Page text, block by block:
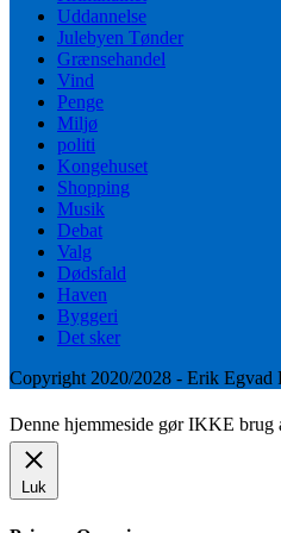
Uddannelse
Julebyen Tønder
Grænsehandel
Vind
Penge
Miljø
politi
Kongehuset
Shopping
Musik
Debat
Valg
Dødsfald
Haven
Byggeri
Det sker
Copyright 2020/2028 - Erik Egvad
Denne hjemmeside gør IKKE brug
Luk